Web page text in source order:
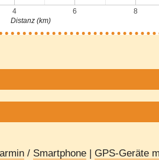
4 6 8
Distanz (km)
/ Smartphone | GPS-Geräte